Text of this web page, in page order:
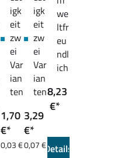
igk
eit
zw
ei
Var
ian
ten
1,70
€*
0,03 €
igk
eit
zw
ei
Var
ian
ten
3,29
€*
0,07 €
we
ltfr
eu
ndl
ich
8,23
€*
Details